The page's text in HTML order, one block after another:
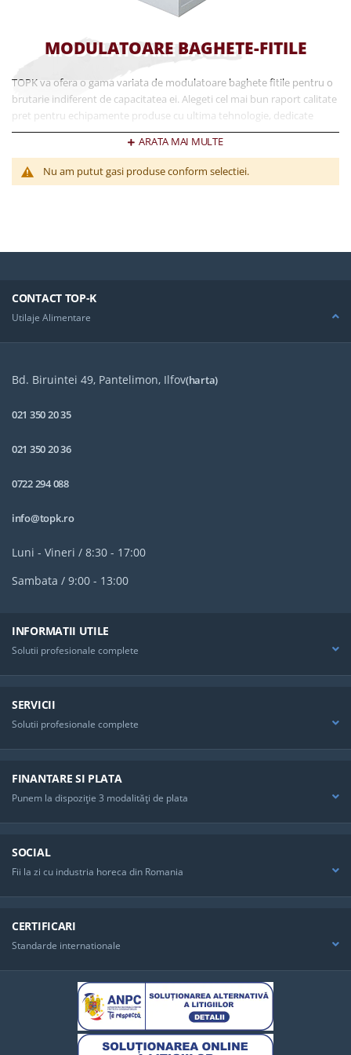
MODULATOARE BAGHETE-FITILE
TOPK va ofera o gama variata de modulatoare baghete fitile pentru o
brutarie indiferent de capacitatea ei. Alegeti cel mai bun raport calitate
pret pentru echipamente produse cu ultima tehnologie, dedicate
nevoilor dvs.
ARATA MAI MULTE
Nu am putut gasi produse conform selectiei.
CONTACT TOP-K
Utilaje Alimentare
Bd. Biruintei 49, Pantelimon, Ilfov(harta)
021 350 20 35
021 350 20 36
0722 294 088
info@topk.ro
Luni - Vineri / 8:30 - 17:00
Sambata / 9:00 - 13:00
INFORMATII UTILE
Solutii profesionale complete
SERVICII
Solutii profesionale complete
FINANTARE SI PLATA
Punem la dispoziţie 3 modalităţi de plata
SOCIAL
Fii la zi cu industria horeca din Romania
CERTIFICARI
Standarde internationale